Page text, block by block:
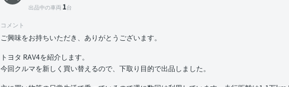
出品中の車両 1台
コメント
ご興味をお持ちいただき、ありがとうございます。
トヨタ RAV4を紹介します。
今回クルマを新しく買い替えるので、下取り目的で出品しました。